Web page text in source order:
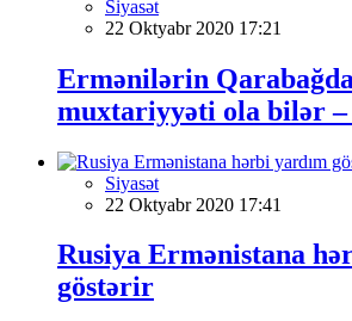
Siyasət
22 Oktyabr 2020 17:21
Ermənilərin
muxtariyyəti ola bilər
Siyasət
22 Oktyabr 2020 17:41
Rusiya Ermənistana
göstərir